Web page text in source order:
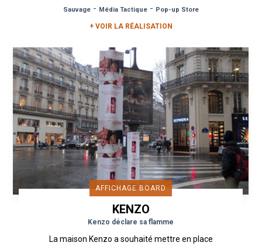
Sauvage- Média Tactique- Pop-up Store
+ VOIR LA RÉALISATION
AFFICHAGE BOARD
KENZO
Kenzo déclare sa flamme
La maison Kenzo a souhaité mettre en place